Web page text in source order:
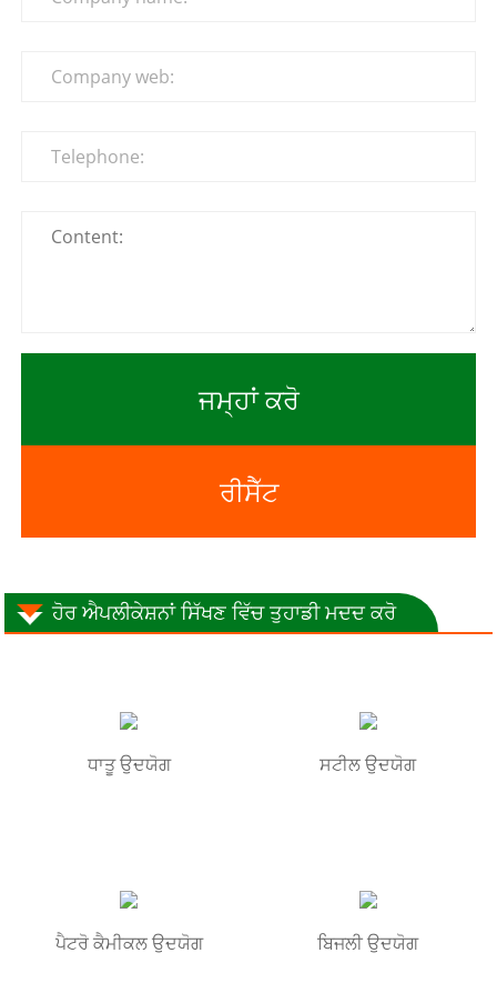
ਜਮ੍ਹਾਂ ਕਰੋ
ਰੀਸੈੱਟ
ਹੋਰ ਐਪਲੀਕੇਸ਼ਨਾਂ ਸਿੱਖਣ ਵਿੱਚ ਤੁਹਾਡੀ ਮਦਦ ਕਰੋ
ਧਾਤੂ ਉਦਯੋਗ ਸਟੀਲ ਉਦਯੋਗ
ਪੈਟਰੋ ਕੈਮੀਕਲ ਉਦਯੋਗ ਬਿਜਲੀ ਉਦਯੋਗ